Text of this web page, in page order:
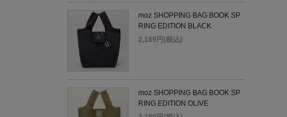
moz SHOPPING BAG BOOK SP
RING EDITION BLACK
2,189円(税込)
moz SHOPPING BAG BOOK SP
RING EDITION OLIVE